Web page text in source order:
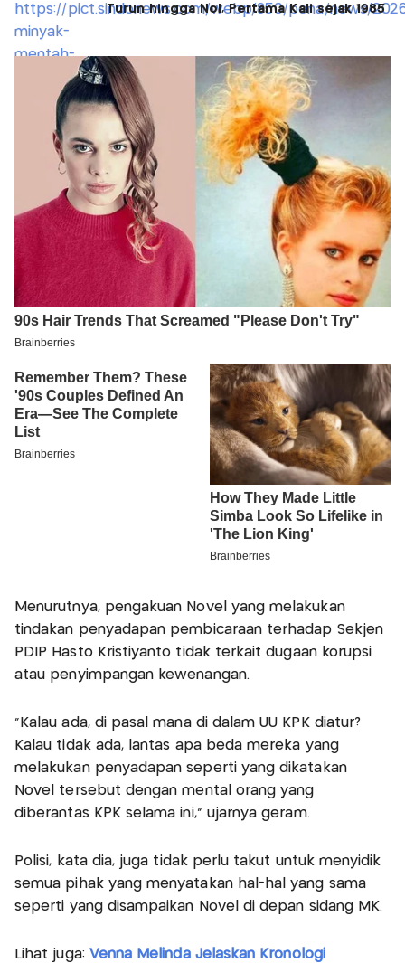
Turun hingga Nol, Pertama Kali sejak 1985
Menurutnya, pengakuan Novel yang melakukan
tindakan penyadapan pembicaraan terhadap Sekjen
PDIP Hasto Kristiyanto tidak terkait dugaan korupsi
atau penyimpangan kewenangan.
"Kalau ada, di pasal mana di dalam UU KPK diatur?
Kalau tidak ada, lantas apa beda mereka yang
melakukan penyadapan seperti yang dikatakan
Novel tersebut dengan mental orang yang
diberantas KPK selama ini," ujarnya geram.
Polisi, kata dia, juga tidak perlu takut untuk menyidik
semua pihak yang menyatakan hal-hal yang sama
seperti yang disampaikan Novel di depan sidang MK.
Lihat juga: Venna Melinda Jelaskan Kronologi